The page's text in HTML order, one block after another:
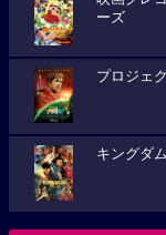
ーズ
プロジェ
キングダ